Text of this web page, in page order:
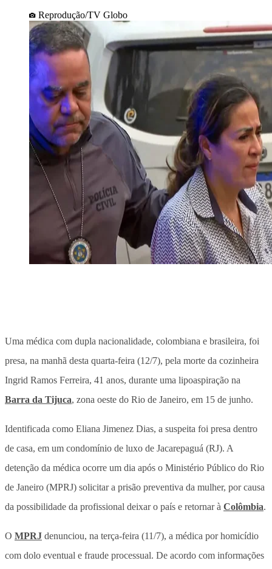
Reprodução/TV Globo
Uma médica com dupla nacionalidade, colombiana e brasileira, foi
presa, na manhã desta quarta-feira (12/7), pela morte da cozinheira
Ingrid Ramos Ferreira, 41 anos, durante uma lipoaspiração na
Barra da Tijuca, zona oeste do Rio de Janeiro, em 15 de junho.
Identificada como Eliana Jimenez Dias, a suspeita foi presa dentro
de casa, em um condomínio de luxo de Jacarepaguá (RJ). A
detenção da médica ocorre um dia após o Ministério Público do Rio
de Janeiro (MPRJ) solicitar a prisão preventiva da mulher, por causa
da possibilidade da profissional deixar o país e retornar à Colômbia.
O MPRJ denunciou, na terça-feira (11/7), a médica por homicídio
com dolo eventual e fraude processual. De acordo com informações